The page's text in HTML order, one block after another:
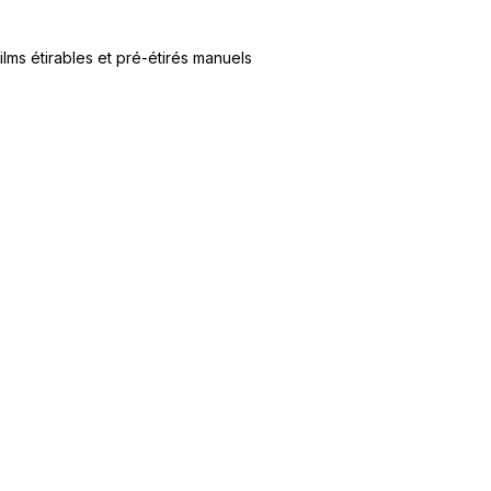
étirables et pré-étirés manuels